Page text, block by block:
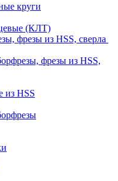
круги
(КЛТ)
фрезы из HSS, сверла
фрезы из HSS,
из HSS